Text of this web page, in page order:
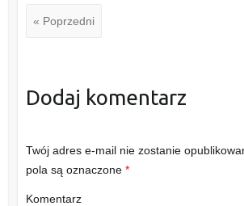
« Poprzedni
Dodaj komentarz
Twój adres e-mail nie zostanie
pola są oznaczone *
Komentarz